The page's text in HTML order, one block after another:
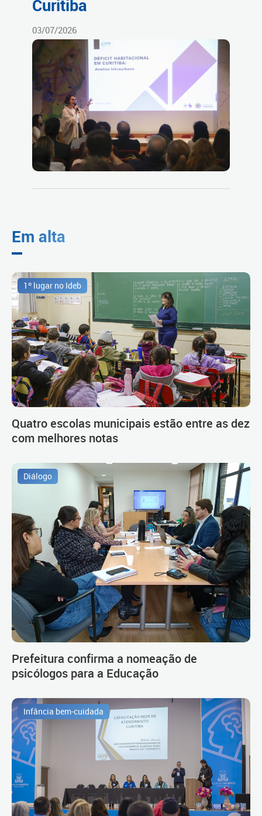
Curitiba
03/07/2026
Em alta
1º lugar no Ideb
Quatro escolas municipais estão entre as dez
com melhores notas
Diálogo
Prefeitura confirma a nomeação de
psicólogos para a Educação
Infância bem-cuidada